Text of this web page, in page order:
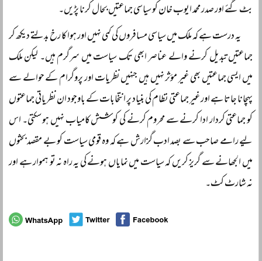
بٹ گئے اور صدر محمد ایوب خان کو سیاسی جماعتیں بحال کرنا پڑیں۔
یہ درست ہے کہ ملک میں سیاسی مسافروں کی کمی نہیں اور ہوا کا رخ بدلتے دیکھ کر
جماعتیں تبدیل کرنے والے عناصر ابھی تک سیاست میں سرگرم ہیں۔ لیکن ملک
میں ایسی جماعتیں بھی غیر مؤثر نہیں ہیں جنہیں نظریات اور پروگرام کے حوالے سے
پہچانا جاتا ہے اور غیر جماعتی نظام کی بنیاد پر انتخابات کے باوجود ان نظریاتی جماعتوں
کو جماعتی کردار ادا کرنے سے محروم کرنے کی کوشش کامیاب نہیں ہو سکتی۔ اس
لیے رامے صاحب سے بصد ادب گزارش ہے کہ وہ قومی سیاست کو بے مقصد بحثوں
میں الجھانے سے گریز کریں کہ سیاست میں نمایاں ہونے کی یہ راہ نہ تو ہموار ہے اور
نہ شارٹ کٹ۔